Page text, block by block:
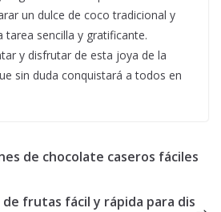
un dulce de coco tradicional y
tarea sencilla y gratificante.
y disfrutar de esta joya de la
sin duda conquistará a todos en
de chocolate caseros fáciles
de frutas fácil y rápida para dis